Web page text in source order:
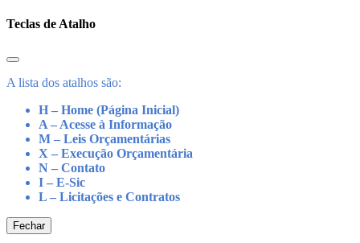
Teclas de Atalho
A lista dos atalhos são:
H – Home (Página Inicial)
A – Acesse à Informação
M – Leis Orçamentárias
X – Execução Orçamentária
N – Contato
I – E-Sic
L – Licitações e Contratos
Fechar